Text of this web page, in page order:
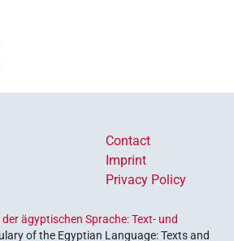
Contact
Imprint
Privacy Policy
ägyptischen Sprache: Text- und
of the Egyptian Language: Texts and